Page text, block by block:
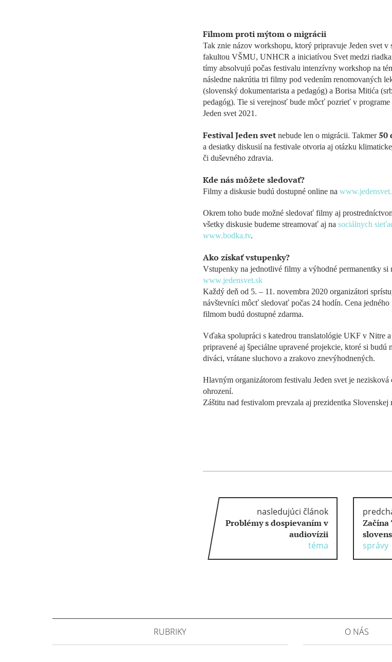
Filmom proti mýtom o migrácii
Tak znie názov workshopu, ktorý pripravuje Jeden svet v
fakultou VŠMU, UNHCR a iniciatívou Svet medzi
tímy absolvujú počas festivalu intenzívny workshop na
následne nakrútia tri filmy pod vedením renomovaných
(slovenský dokumentarista a pedagóg) a Borisa Mitića
pedagóg). Tie si verejnosť bude môcť pozrieť v
Jeden svet 2021.
Festival Jeden svetnebude len o migrácii. Takmer50
a desiatky diskusií na festivale otvoria aj otázku
či duševného zdravia.
Kde nás môžete sledovať?
Filmy a diskusie budú dostupné online na
Okrem toho bude možné sledovať filmy aj
všetky diskusie budeme streamovať aj na sociálnych
www.bodka.tv.
Ako získať vstupenky?
Vstupenky na jednotlivé filmy a výhodné permanentky si
www.jedensvet.sk
Každý deň od 5. – 11. novembra 2020 organizátori
návštevníci môcť sledovať počas 24 hodín. Cena
filmom budú dostupné zdarma.
Vďaka spolupráci s katedrou translatológie UKF v Nitre
pripravené aj špeciálne upravené projekcie, ktoré si
diváci, vrátane sluchovo a zrakovo znevýhodnených.
Hlavným organizátorom festivalu Jeden svet je
ohrození.
Záštitu nad festivalom prevzala aj prezidentka
nasledujúci článok
Problémy s dospievaním v
audiovízii
téma
Začína
správy
O NÁS
RUBRIKY